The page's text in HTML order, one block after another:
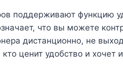
поддерживают функцию
что вы можете
дистанционно, не
ценит удобство и хочет